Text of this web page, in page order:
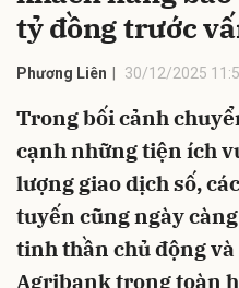
tỷ đồng trước
Phương Liên 30/12/2025
Trong bối cảnh
cạnh những tiện ích
lượng giao dịch số,
tuyến cũng ngày
tinh thần chủ động
Agribank trong toàn